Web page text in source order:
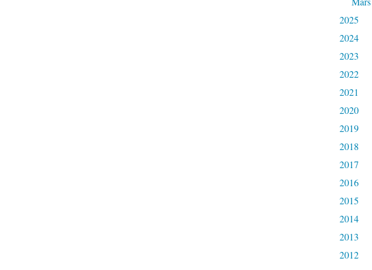
2025
2024
2023
2022
2021
2020
2019
2018
2017
2016
2015
2014
2013
2012